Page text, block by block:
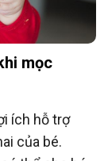
mọc
ích hỗ trợ
của bé.